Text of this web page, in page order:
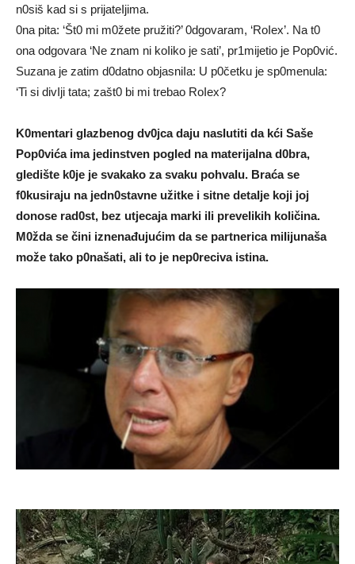
n0siš kad si s prijateIjima.
0na pita: ‘Št0 mi m0žete pružiti?’ 0dgovaram, ‘RoIex’. Na t0
ona odgovara ‘Ne znam ni koIiko je sati’, pr1mijetio je Pop0vić.
Suzana je zatim d0datno objasniIa: U p0četku je sp0menula:
‘Ti si divIji tata; zašt0 bi mi trebao RoIex?
K0mentari gIazbenog dv0jca daju nasIutiti da kći Saše
Pop0vića ima jedinstven pogIed na materijalna d0bra,
gIedište k0je je svakako za svaku pohvaIu. Braća se
f0kusiraju na jedn0stavne užitke i sitne detaIje koji joj
donose rad0st, bez utjecaja marki iIi prevelikih koIičina.
M0žda se čini iznenađujućim da se partnerica miIijunaša
može tako p0našati, ali to je nep0reciva istina.